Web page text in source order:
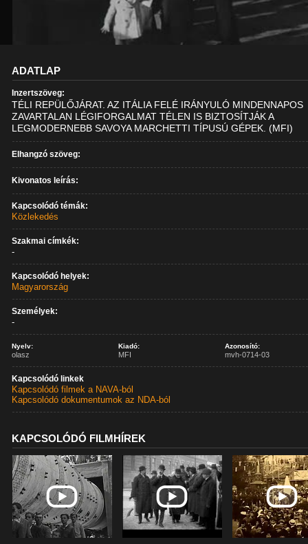
ADATLAP
Inzertszöveg:
TÉLI REPÜLŐJÁRAT. AZ ITÁLIA FELÉ IRÁNYULÓ MINDENNAPOS
ZAVARTALAN LÉGIFORGALMAT TÉLEN IS BIZTOSÍTJÁK A
LEGMODERNEBB SAVOYA MARCHETTI TÍPUSÚ GÉPEK. (MFI)
Elhangzó szöveg:
Kivonatos leírás:
Kapcsolódó témák:
Közlekedés
Szakmai címkék:
-
Kapcsolódó helyek:
Magyarország
Személyek:
-
Nyelv:
olasz
Kiadó:
MFI
Azonosító:
mvh-0714-03
Kapcsolódó linkek
Kapcsolódó filmek a NAVA-ból
Kapcsolódó dokumentumok az NDA-ból
KAPCSOLÓDÓ FILMHÍREK